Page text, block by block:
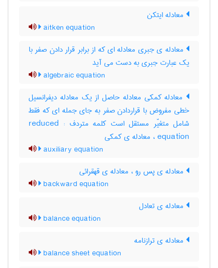
معادله ایتکن
aitken equation
معادله ی جبری معادله ای که از برابر قرار دادن صفر با
یک عبارت جبری به دست می آید
algebraic equation
معادله کمکی معادله حاصل از یک معادله دیفرانسیل
خطی مفروض با قراردادن صفر به جای جمله ای که فقط
شامل متغیّر مستقل است کلمه متردف : reduced
equation ، معادله ی کمکی
auxiliary equation
معادله ی پس رو ، معادله ی قهقرائی
backward equation
معادله ی تعادل
balance equation
معادله ی ترازنامه
balance sheet equation